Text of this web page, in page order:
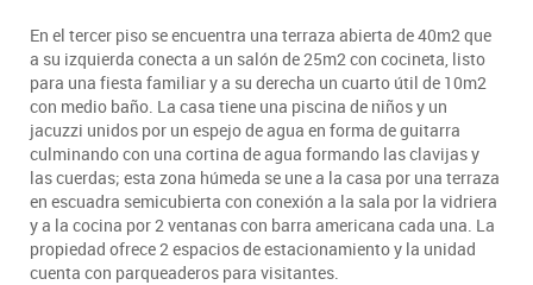
En el tercer piso se encuentra una terraza abierta de 40m2 que
a su izquierda conecta a un salón de 25m2 con cocineta, listo
para una fiesta familiar y a su derecha un cuarto útil de 10m2
con medio baño. La casa tiene una piscina de niños y un
jacuzzi unidos por un espejo de agua en forma de guitarra
culminando con una cortina de agua formando las clavijas y
las cuerdas; esta zona húmeda se une a la casa por una terraza
en escuadra semicubierta con conexión a la sala por la vidriera
y a la cocina por 2 ventanas con barra americana cada una. La
propiedad ofrece 2 espacios de estacionamiento y la unidad
cuenta con parqueaderos para visitantes.